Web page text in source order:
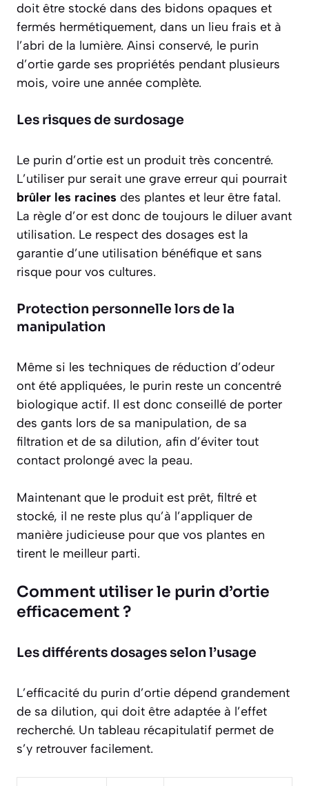
doit être stocké dans des bidons opaques et
fermés hermétiquement, dans un lieu frais et à
l’abri de la lumière. Ainsi conservé, le purin
d’ortie garde ses propriétés pendant plusieurs
mois, voire une année complète.
Les risques de surdosage
Le purin d’ortie est un produit très concentré.
L’utiliser pur serait une grave erreur qui pourrait
brûler les racines des plantes et leur être fatal.
La règle d’or est donc de toujours le diluer avant
utilisation. Le respect des dosages est la
garantie d’une utilisation bénéfique et sans
risque pour vos cultures.
Protection personnelle lors de la
manipulation
Même si les techniques de réduction d’odeur
ont été appliquées, le purin reste un concentré
biologique actif. Il est donc conseillé de porter
des gants lors de sa manipulation, de sa
filtration et de sa dilution, afin d’éviter tout
contact prolongé avec la peau.
Maintenant que le produit est prêt, filtré et
stocké, il ne reste plus qu’à l’appliquer de
manière judicieuse pour que vos plantes en
tirent le meilleur parti.
Comment utiliser le purin d’ortie
efficacement ?
Les différents dosages selon l’usage
L’efficacité du purin d’ortie dépend grandement
de sa dilution, qui doit être adaptée à l’effet
recherché. Un tableau récapitulatif permet de
s’y retrouver facilement.